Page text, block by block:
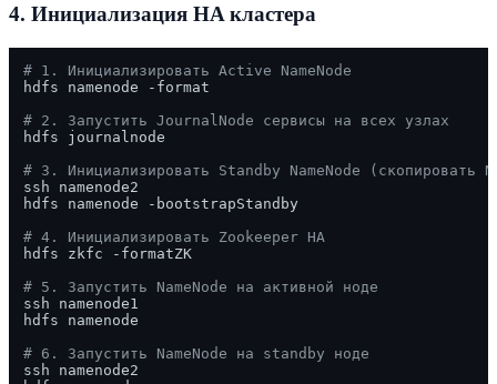
4. Инициализация HA кластера
# 1. Инициализировать Active NameNode
hdfs namenode -format
# 2. Запустить JournalNode сервисы на всех узлах
hdfs journalnode
# 3. Инициализировать Standby NameNode (скопировать
ssh namenode2
hdfs namenode -bootstrapStandby
# 4. Инициализировать Zookeeper HA
hdfs zkfc -formatZK
# 5. Запустить NameNode на активной ноде
ssh namenode1
hdfs namenode
# 6. Запустить NameNode на standby ноде
ssh namenode2